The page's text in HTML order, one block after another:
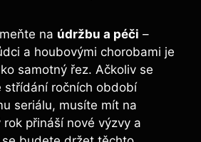
na údržbu a péči –
a houbovými chorobami je
samotný řez. Ačkoliv se
střídání ročních období
seriálu, musíte mít na
přináší nové výzvy a